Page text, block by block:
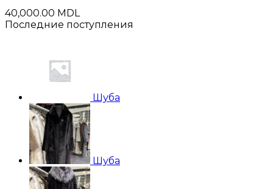
40,000.00 MDL
Последние поступления
Шуба
Шуба